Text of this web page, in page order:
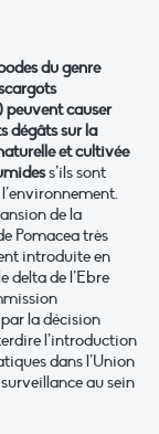
du genre
peuvent causer
dégâts sur la
et cultivée
s’ils sont
de la
Pomacea très
introduite en
delta de l’Ebre
par la décision
l’introduction
dans l’Union
au sein